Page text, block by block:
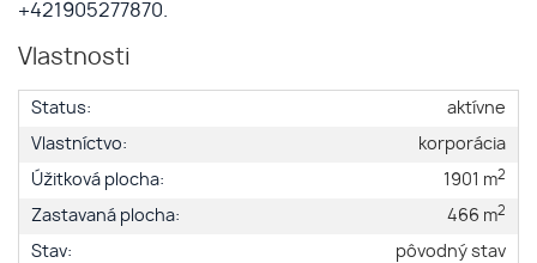
+421905277870.
Vlastnosti
Status:
aktívne
Vlastníctvo:
korporácia
Úžitková plocha:
1901 m2
Zastavaná plocha: 466 m2
Stav:
pôvodný stav